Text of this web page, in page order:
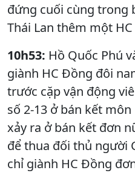
đứng cuối cùng trong
Thái Lan thêm một HC
10h53: Hồ Quốc Phú
giành HC Đồng đôi
trước cặp vận động
số 2-13 ở bán kết
xảy ra ở bán kết đơn
để thua đối thủ người
chỉ giành HC Đồng